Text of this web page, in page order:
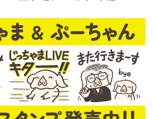
ホーム
お問い合わせ